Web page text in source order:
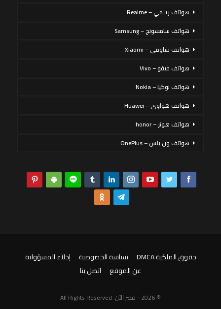
هواتف ريلمي – Realme
هواتف سامسونج – Samsung
هواتف شاومي – Xiaomi
هواتف فيفو – Vivo
هواتف نوكيا – Nokia
هواتف هواوي – Huawei
هواتف هونر – honor
هواتف ون بلس – OnePlus
حقوق الملكية DMCA سياسة الخصوصية
إخلاء المسؤولية
عن الموقع
اتصل بنا
© 2026 - مصر الآن. All Rights Reserved